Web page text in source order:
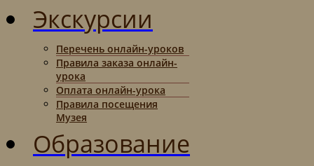
Экскурсии
Перечень онлайн-уроков
Правила заказа онлайн-
урока
Оплата онлайн-урока
Правила посещения
Музея
Образование